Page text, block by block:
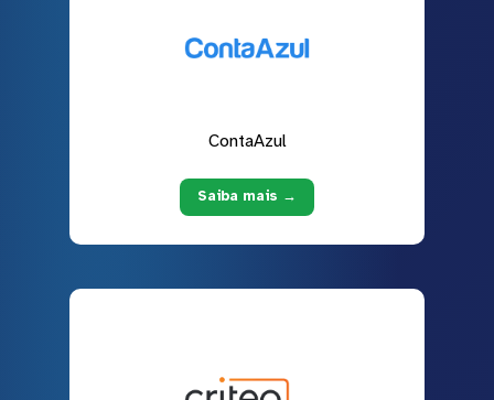
ContaAzul
Saiba mais →